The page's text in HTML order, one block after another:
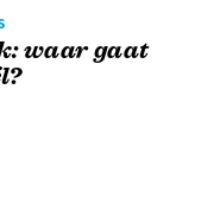
waar gaat